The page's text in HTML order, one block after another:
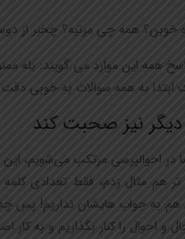
خوبن؟ همه چی مرتبه؟ چخبر از
همه این موارد می گویند: بله
ابتدا به همه سوالات به خوبی
ما در احوالپرسی مرتکب
هم مثال زدم، فقط تعدادی
هم به جواب هایشان نداریم! پس
و احوال را کنار بگذاریم و به کار